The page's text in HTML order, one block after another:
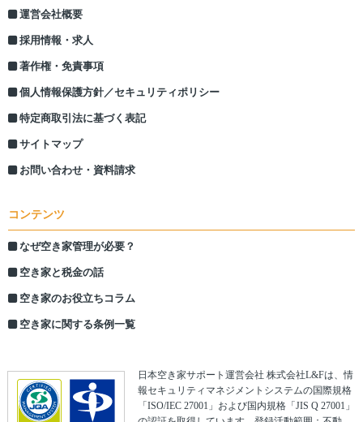
運営会社概要
採用情報・求人
著作権・免責事項
個人情報保護方針／セキュリティポリシー
特定商取引法に基づく表記
サイトマップ
お問い合わせ・資料請求
コンテンツ
なぜ空き家管理が必要？
空き家と税金の話
空き家のお役立ちコラム
空き家に関する条例一覧
日本空き家サポート運営会社 株式会社L&Fは、情
報セキュリティマネジメントシステムの国際規格
「ISO/IEC 27001」および国内規格「JIS Q 27001」